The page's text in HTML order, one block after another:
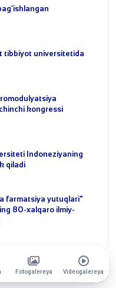
tibbiyot universitetida
kongressi
Indoneziyaning
qiladi
farmatsiya yutuqlari"
80-xalqaro ilmiy-
Fotogalereya Videogalereya